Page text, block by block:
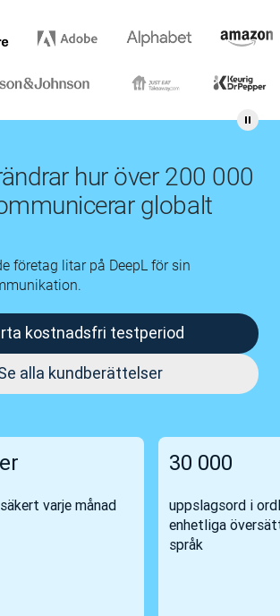
hur över 200 000
globalt
företag litar på DeepL för sin
kostnadsfri testperiod
alla kundberättelser
varje månad
30 000
uppslagsord i
enhetliga
språk